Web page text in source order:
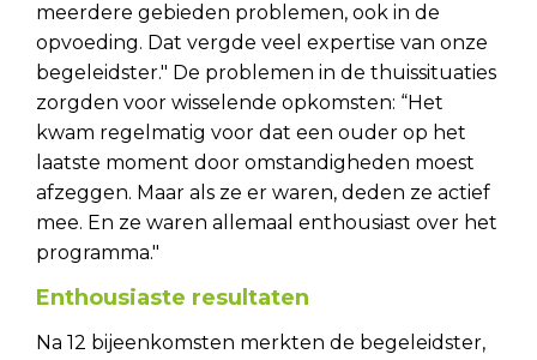
meerdere gebieden problemen, ook in de
opvoeding. Dat vergde veel expertise van onze
begeleidster." De problemen in de thuissituaties
zorgden voor wisselende opkomsten: “Het
kwam regelmatig voor dat een ouder op het
laatste moment door omstandigheden moest
afzeggen. Maar als ze er waren, deden ze actief
mee. En ze waren allemaal enthousiast over het
programma."
Enthousiaste resultaten
Na 12 bijeenkomsten merkten de begeleidster,